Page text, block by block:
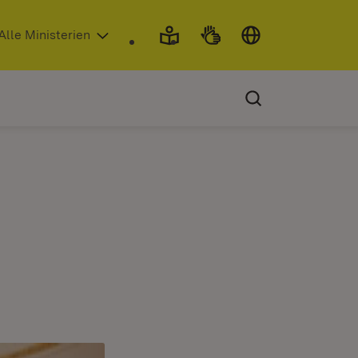
neuem Fenster)
Ministerien